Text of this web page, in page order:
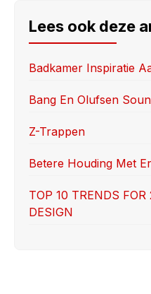
e
b
o
o
o
d
o
n
e
Lees ook deze
Badkamer Inspiratie
Bang En Olufsen
Z-Trappen
Betere Houding Met
TOP 10 TRENDS
DESIGN